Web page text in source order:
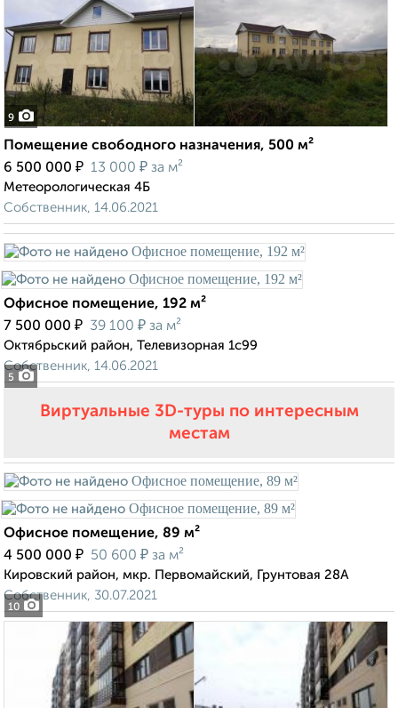
9
Помещение свободного назначения, 500 м²
6 500 000 ₽ 13 000 ₽ за м²
Метеорологическая 4Б
Собственник, 14.06.2021
5
Офисное помещение, 192 м²
7 500 000 ₽ 39 100 ₽ за м²
Октябрьский район, Телевизорная 1с99
Собственник, 14.06.2021
Виртуальные 3D-туры по интересным
местам
10
Офисное помещение, 89 м²
4 500 000 ₽ 50 600 ₽ за м²
Кировский район, мкр. Первомайский, Грунтовая 28А
Собственник, 30.07.2021